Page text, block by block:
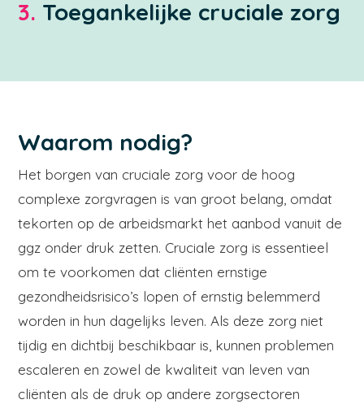
3. Toegankelijke cruciale zorg
Waarom nodig?
Het borgen van cruciale zorg voor de hoog
complexe zorgvragen is van groot belang, omdat
tekorten op de arbeidsmarkt het aanbod vanuit de
ggz onder druk zetten. Cruciale zorg is essentieel
om te voorkomen dat cliënten ernstige
gezondheidsrisico’s lopen of ernstig belemmerd
worden in hun dagelijks leven. Als deze zorg niet
tijdig en dichtbij beschikbaar is, kunnen problemen
escaleren en zowel de kwaliteit van leven van
cliënten als de druk op andere zorgsectoren